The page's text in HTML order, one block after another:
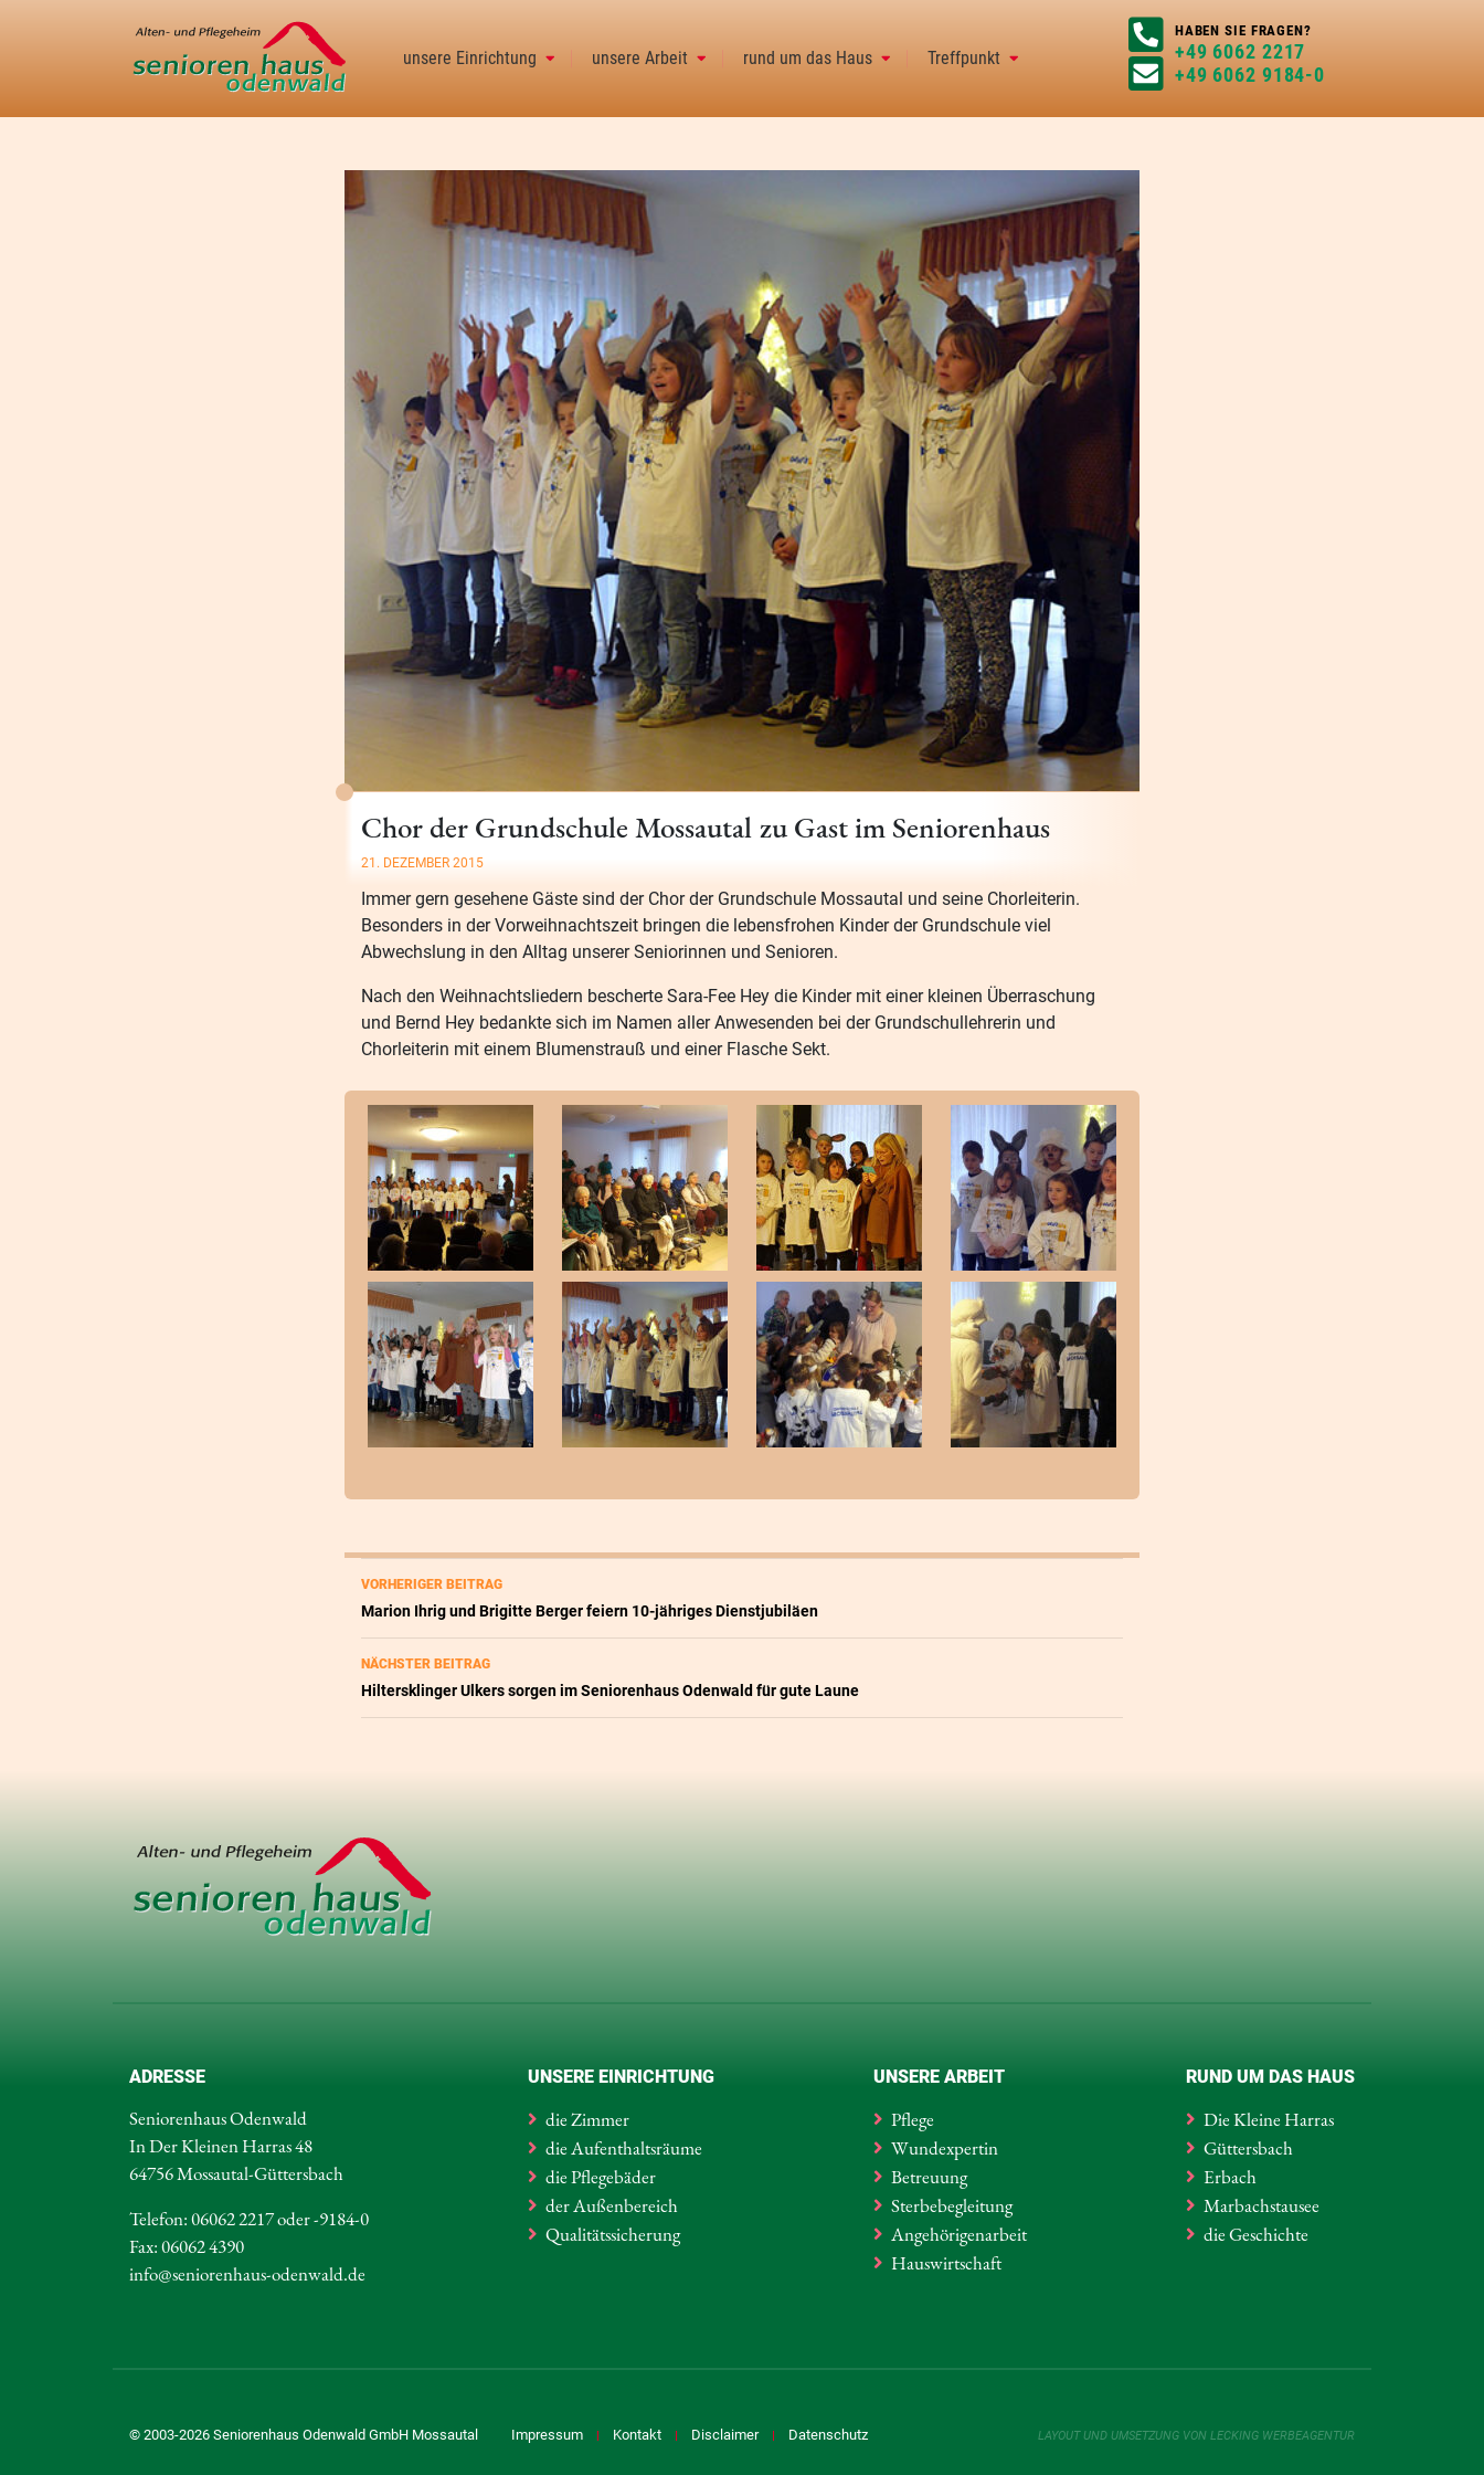
HABEN SIE FRAGEN?
+49 6062 2217
+49 6062 9184-0
unsere Einrichtung unsere Arbeit rund um das Haus Treffpunkt
Chor der Grundschule Mossautal zu Gast im Seniorenhaus
21. DEZEMBER 2015
Immer gern gesehene Gäste sind der Chor der Grundschule Mossautal und seine Chorleiterin.
Besonders in der Vorweihnachtszeit bringen die lebensfrohen Kinder der Grundschule viel
Abwechslung in den Alltag unserer Seniorinnen und Senioren.
Nach den Weihnachtsliedern bescherte Sara-Fee Hey die Kinder mit einer kleinen Überraschung
und Bernd Hey bedankte sich im Namen aller Anwesenden bei der Grundschullehrerin und
Chorleiterin mit einem Blumenstrauß und einer Flasche Sekt.
Beitragsnavigation
VORHERIGER BEITRAG
Marion Ihrig und Brigitte Berger feiern 10-jähriges Dienstjubiläen
NÄCHSTER BEITRAG
Hiltersklinger Ulkers sorgen im Seniorenhaus Odenwald für gute Laune
ADRESSE
Seniorenhaus Odenwald
In Der Kleinen Harras 48
64756 Mossautal-Güttersbach
Telefon: 06062 2217 oder -9184-0
Fax: 06062 4390
info@seniorenhaus-odenwald.de
UNSERE EINRICHTUNG
die Zimmer
die Aufenthaltsräume
die Pflegebäder
der Außenbereich
Qualitätssicherung
UNSERE ARBEIT
Pflege
Wundexpertin
Betreuung
Sterbebegleitung
Angehörigenarbeit
Hauswirtschaft
RUND UM DAS HAUS
Die Kleine Harras
Güttersbach
Erbach
Marbachstausee
die Geschichte
© 2003-2026 Seniorenhaus Odenwald GmbH Mossautal Impressum Kontakt Disclaimer Datenschutz LAYOUT UND UMSETZUNG VON LECKING WERBEAGENTUR